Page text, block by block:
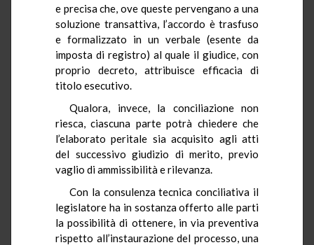
e precisa che, ove queste pervengano a una
soluzione transattiva, l’accordo è trasfuso
e formalizzato in un verbale (esente da
imposta di registro) al quale il giudice, con
proprio decreto, attribuisce efficacia di
titolo esecutivo.
Qualora, invece, la conciliazione non
riesca, ciascuna parte potrà chiedere che
l’elaborato peritale sia acquisito agli atti
del successivo giudizio di merito, previo
vaglio di ammissibilità e rilevanza.
Con la consulenza tecnica conciliativa il
legislatore ha in sostanza offerto alle parti
la possibilità di ottenere, in via preventiva
rispetto all’instaurazione del processo, una